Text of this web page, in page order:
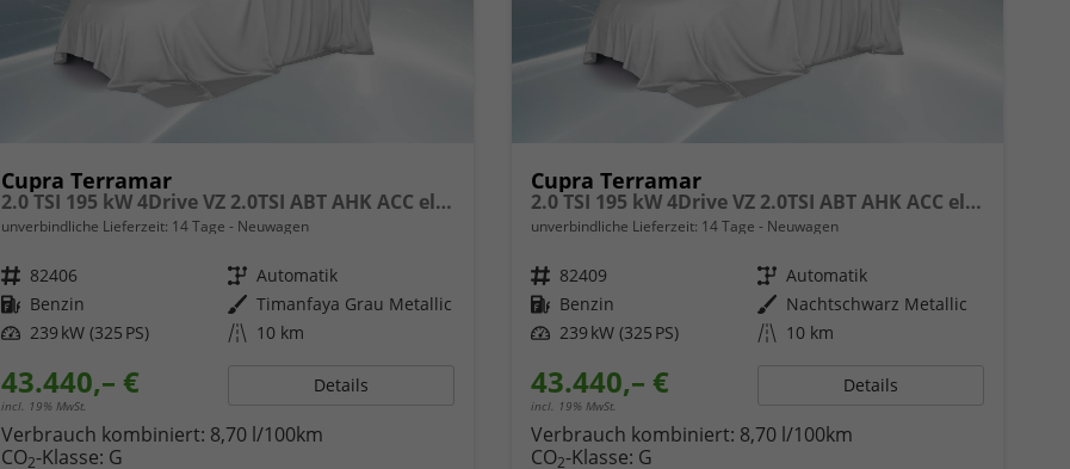
Cupra Terramar
2.0 TSI 195 kW 4Drive VZ 2.0TSI ABT AHK ACC el. Hk Pano
unverbindliche Lieferzeit: 14 Tage Neuwagen
Fahrzeugnr. 82406 Getriebe Automatik
Kraftstoff Benzin Außenfarbe Timanfaya Grau Metallic
Leistung 239 kW (325 PS) Kilometerstand 10 km
43.440,– €
incl. 19% MwSt.
Details
Verbrauch kombiniert: 8,70 l/100km
CO2-Klasse: G
Cupra Terramar
2.0 TSI 195 kW 4Drive VZ 2.0TSI ABT AHK ACC el. Hk Pano
unverbindliche Lieferzeit: 14 Tage Neuwagen
Fahrzeugnr. 82409 Getriebe Automatik
Kraftstoff Benzin Außenfarbe Nachtschwarz Metallic
Leistung 239 kW (325 PS) Kilometerstand 10 km
43.440,– €
incl. 19% MwSt.
Details
Verbrauch kombiniert: 8,70 l/100km
CO2-Klasse: G